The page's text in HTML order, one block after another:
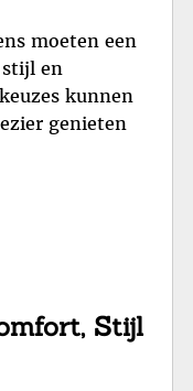
moeten een
en
kunnen
genieten
Stijl